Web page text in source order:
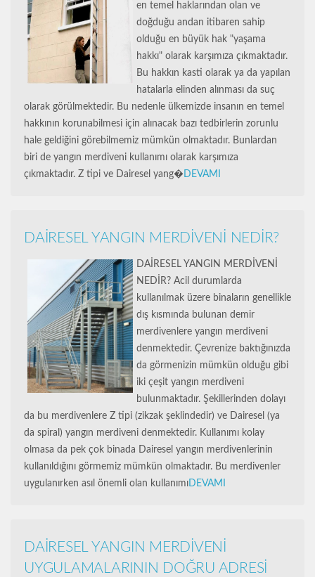
en temel haklarından olan ve
doğduğu andan itibaren sahip
olduğu en büyük hak "yaşama
hakkı" olarak karşımıza çıkmaktadır.
Bu hakkın kasti olarak ya da yapılan
hatalarla elinden alınması da suç
olarak görülmektedir. Bu nedenle ülkemizde insanın en temel
hakkının korunabilmesi için alınacak bazı tedbirlerin zorunlu
hale geldiğini görebilmemiz mümkün olmaktadır. Bunlardan
biri de yangın merdiveni kullanımı olarak karşımıza
çıkmaktadır. Z tipi ve Dairesel yang�DEVAMI
DAİRESEL YANGIN MERDİVENİ NEDİR?
DAİRESEL YANGIN MERDİVENİ
NEDİR? Acil durumlarda
kullanılmak üzere binaların genellikle
dış kısmında bulunan demir
merdivenlere yangın merdiveni
denmektedir. Çevrenize baktığınızda
da görmenizin mümkün olduğu gibi
iki çeşit yangın merdiveni
bulunmaktadır. Şekillerinden dolayı
da bu merdivenlere Z tipi (zikzak şeklindedir) ve Dairesel (ya
da spiral) yangın merdiveni denmektedir. Kullanımı kolay
olmasa da pek çok binada Dairesel yangın merdivenlerinin
kullanıldığını görmemiz mümkün olmaktadır. Bu merdivenler
uygulanırken asıl önemli olan kullanımıDEVAMI
DAİRESEL YANGIN MERDİVENİ
UYGULAMALARININ DOĞRU ADRESİ